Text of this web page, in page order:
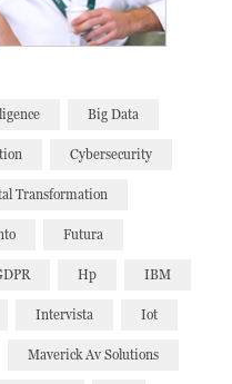
Big Data
Cybersecurity
Transformation
Futura
Hp IBM
Intervista Iot
Maverick Av Solutions